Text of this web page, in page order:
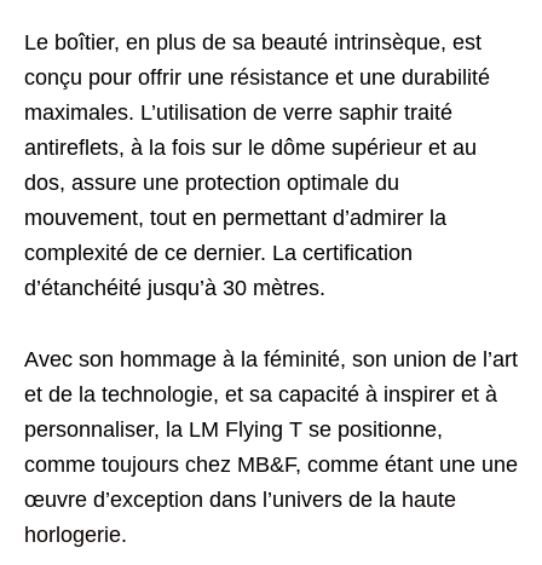
Le boîtier, en plus de sa beauté intrinsèque, est
conçu pour offrir une résistance et une durabilité
maximales. L’utilisation de verre saphir traité
antireflets, à la fois sur le dôme supérieur et au
dos, assure une protection optimale du
mouvement, tout en permettant d’admirer la
complexité de ce dernier. La certification
d’étanchéité jusqu’à 30 mètres.
Avec son hommage à la féminité, son union de l’art
et de la technologie, et sa capacité à inspirer et à
personnaliser, la LM Flying T se positionne,
comme toujours chez MB&F, comme étant une une
œuvre d’exception dans l’univers de la haute
horlogerie.